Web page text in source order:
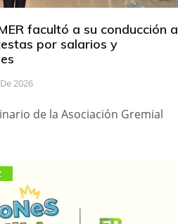
facultó a su conducción a
por salarios y
2026
de la Asociación Gremial